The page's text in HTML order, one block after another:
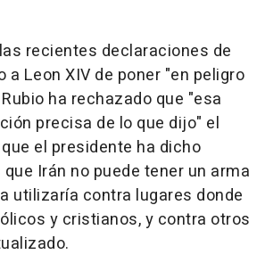
recientes declaraciones de
a Leon XIV de poner "en peligro
ha rechazado que "esa
precisa de lo que dijo" el
el presidente ha dicho
Irán no puede tener un arma
utilizaría contra lugares donde
y cristianos, y contra otros